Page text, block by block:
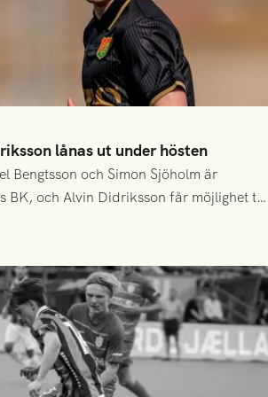
lånas ut under hösten
Bengtsson och Simon Sjöholm är
BK, och Alvin Didriksson får möjlighet till
föreningssamarbete.